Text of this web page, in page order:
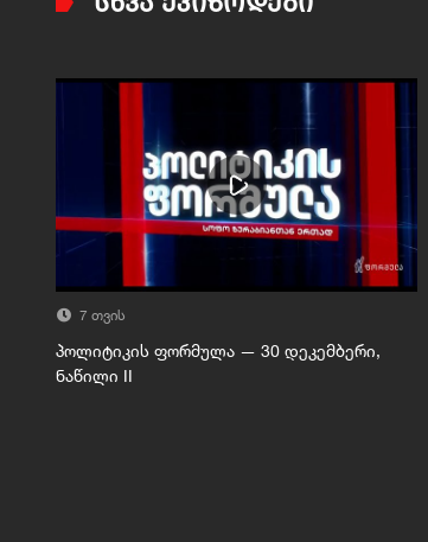
7 თვის
პოლიტიკის ფორმულა — 30 დეკემბერი,
ნაწილი II